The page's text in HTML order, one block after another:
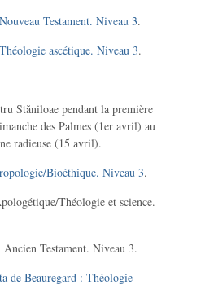
Testament. Niveau 3.
ascétique. Niveau 3.
Stăniloae pendant la première
des Palmes (1er avril) au
radieuse (15 avril).
Bioéthique. Niveau 3.
Théologie et science.
Testament. Niveau 3.
de Beauregard : Théologie